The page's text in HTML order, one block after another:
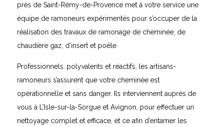
près de Saint-Rémy-de-Provence met à votre service une
équipe de ramoneurs expérimentés pour s’occuper de la
réalisation des travaux de ramonage de cheminée, de
chaudière gaz, d’insert et poêle.
Professionnels, polyvalents et réactifs, les artisans-
ramoneurs s’assurent que votre cheminée est
opérationnelle et sans danger. Ils interviennent auprès de
vous à L’Isle-sur-la-Sorgue et Avignon, pour effectuer un
nettoyage complet et efficace, et ce afin d’entamer les